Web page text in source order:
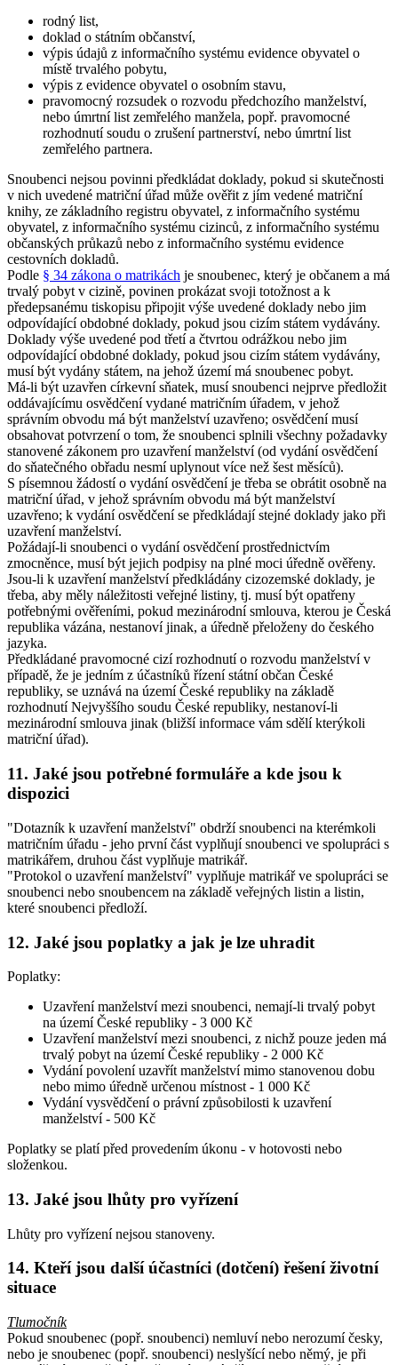
rodný list,
doklad o státním občanství,
výpis údajů z informačního systému evidence obyvatel o
místě trvalého pobytu,
výpis z evidence obyvatel o osobním stavu,
pravomocný rozsudek o rozvodu předchozího manželství,
nebo úmrtní list zemřelého manžela, popř. pravomocné
rozhodnutí soudu o zrušení partnerství, nebo úmrtní list
zemřelého partnera.
Snoubenci nejsou povinni předkládat doklady, pokud si skutečnosti
v nich uvedené matriční úřad může ověřit z jím vedené matriční
knihy, ze základního registru obyvatel, z informačního systému
obyvatel, z informačního systému cizinců, z informačního systému
občanských průkazů nebo z informačního systému evidence
cestovních dokladů.
Podle § 34 zákona o matrikách je snoubenec, který je občanem a má
trvalý pobyt v cizině, povinen prokázat svoji totožnost a k
předepsanému tiskopisu připojit výše uvedené doklady nebo jim
odpovídající obdobné doklady, pokud jsou cizím státem vydávány.
Doklady výše uvedené pod třetí a čtvrtou odrážkou nebo jim
odpovídající obdobné doklady, pokud jsou cizím státem vydávány,
musí být vydány státem, na jehož území má snoubenec pobyt.
Má-li být uzavřen církevní sňatek, musí snoubenci nejprve předložit
oddávajícímu osvědčení vydané matričním úřadem, v jehož
správním obvodu má být manželství uzavřeno; osvědčení musí
obsahovat potvrzení o tom, že snoubenci splnili všechny požadavky
stanovené zákonem pro uzavření manželství (od vydání osvědčení
do sňatečného obřadu nesmí uplynout více než šest měsíců).
S písemnou žádostí o vydání osvědčení je třeba se obrátit osobně na
matriční úřad, v jehož správním obvodu má být manželství
uzavřeno; k vydání osvědčení se předkládají stejné doklady jako při
uzavření manželství.
Požádají-li snoubenci o vydání osvědčení prostřednictvím
zmocněnce, musí být jejich podpisy na plné moci úředně ověřeny.
Jsou-li k uzavření manželství předkládány cizozemské doklady, je
třeba, aby měly náležitosti veřejné listiny, tj. musí být opatřeny
potřebnými ověřeními, pokud mezinárodní smlouva, kterou je Česká
republika vázána, nestanoví jinak, a úředně přeloženy do českého
jazyka.
Předkládané pravomocné cizí rozhodnutí o rozvodu manželství v
případě, že je jedním z účastníků řízení státní občan České
republiky, se uznává na území České republiky na základě
rozhodnutí Nejvyššího soudu České republiky, nestanoví-li
mezinárodní smlouva jinak (bližší informace vám sdělí kterýkoli
matriční úřad).
11. Jaké jsou potřebné formuláře a kde jsou k
dispozici
"Dotazník k uzavření manželství" obdrží snoubenci na kterémkoli
matričním úřadu - jeho první část vyplňují snoubenci ve spolupráci s
matrikářem, druhou část vyplňuje matrikář.
"Protokol o uzavření manželství" vyplňuje matrikář ve spolupráci se
snoubenci nebo snoubencem na základě veřejných listin a listin,
které snoubenci předloží.
12. Jaké jsou poplatky a jak je lze uhradit
Poplatky:
Uzavření manželství mezi snoubenci, nemají-li trvalý pobyt
na území České republiky - 3 000 Kč
Uzavření manželství mezi snoubenci, z nichž pouze jeden má
trvalý pobyt na území České republiky - 2 000 Kč
Vydání povolení uzavřít manželství mimo stanovenou dobu
nebo mimo úředně určenou místnost - 1 000 Kč
Vydání vysvědčení o právní způsobilosti k uzavření
manželství - 500 Kč
Poplatky se platí před provedením úkonu - v hotovosti nebo
složenkou.
13. Jaké jsou lhůty pro vyřízení
Lhůty pro vyřízení nejsou stanoveny.
14. Kteří jsou další účastníci (dotčení) řešení životní
situace
Tlumočník
Pokud snoubenec (popř. snoubenci) nemluví nebo nerozumí česky,
nebo je snoubenec (popř. snoubenci) neslyšící nebo němý, je při